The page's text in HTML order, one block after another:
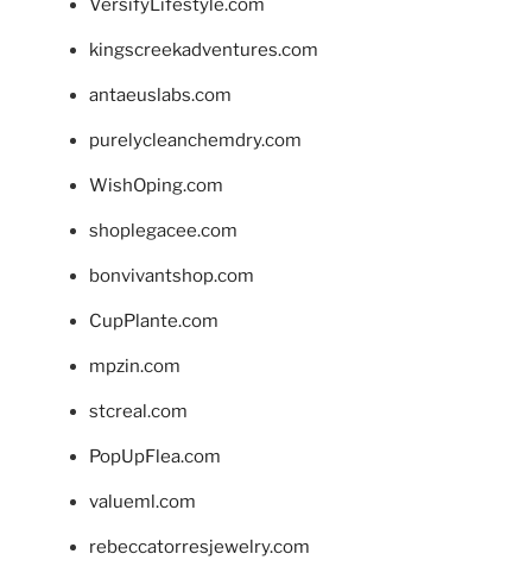
VersifyLifestyle.com
kingscreekadventures.com
antaeuslabs.com
purelycleanchemdry.com
WishOping.com
shoplegacee.com
bonvivantshop.com
CupPlante.com
mpzin.com
stcreal.com
PopUpFlea.com
valueml.com
rebeccatorresjewelry.com